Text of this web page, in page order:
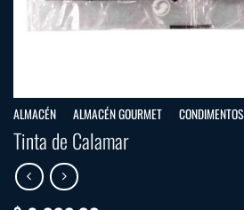
ALMACÉN ALMACÉN GOURMET CONDIMENTOS
Tinta de Calamar